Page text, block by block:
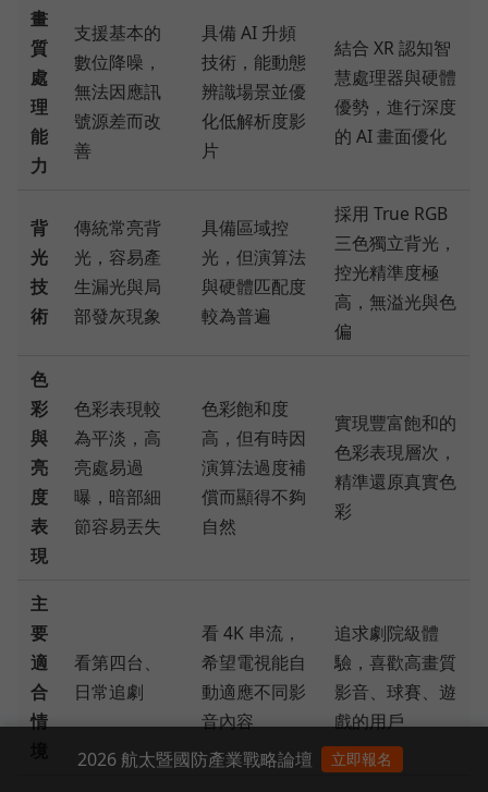
畫
質
處
理
能
力
支援基本的
數位降噪，
無法因應訊
號源差而改
善
具備 AI 升頻
技術，能動態
辨識場景並優
化低解析度影
片
結合 XR 認知智
慧處理器與硬體
優勢，進行深度
的 AI 畫面優化
背
光
技
術
傳統常亮背
光，容易產
生漏光與局
部發灰現象
具備區域控
光，但演算法
與硬體匹配度
較為普遍
採用 True RGB
三色獨立背光，
控光精準度極
高，無溢光與色
偏
色
彩
與
亮
度
表
現
色彩表現較
為平淡，高
亮處易過
曝，暗部細
節容易丟失
色彩飽和度
高，但有時因
演算法過度補
償而顯得不夠
自然
實現豐富飽和的
色彩表現層次，
精準還原真實色
彩
主
要
適
合
情
看第四台、
日常追劇
看 4K 串流，
希望電視能自
動適應不同影
音內容
追求劇院級體
驗，喜歡高畫質
影音、球賽、遊
戲的用戶
2026 航太暨國防產業戰略論壇
立即報名